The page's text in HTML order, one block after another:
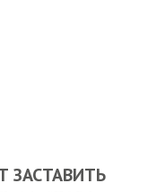
ЗАСТАВИТЬ